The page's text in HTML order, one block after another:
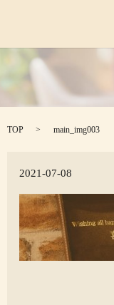
TOP main_img003
2021-07-08